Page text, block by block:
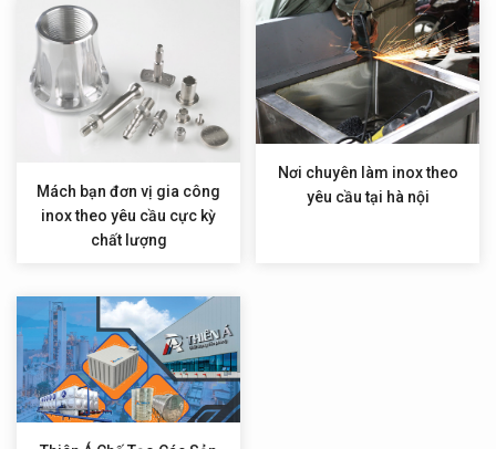
Mách bạn đơn vị gia công
inox theo yêu cầu cực kỳ
chất lượng
Nơi chuyên làm inox theo
yêu cầu tại hà nội